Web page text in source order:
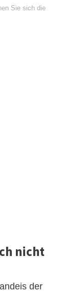
Sie sich die
nicht
der